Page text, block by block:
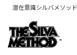
潜在意識シルバメソッ